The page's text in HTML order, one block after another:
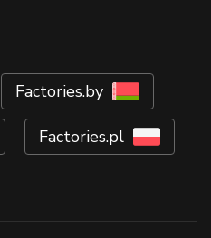
Factories.by
Factories.pl